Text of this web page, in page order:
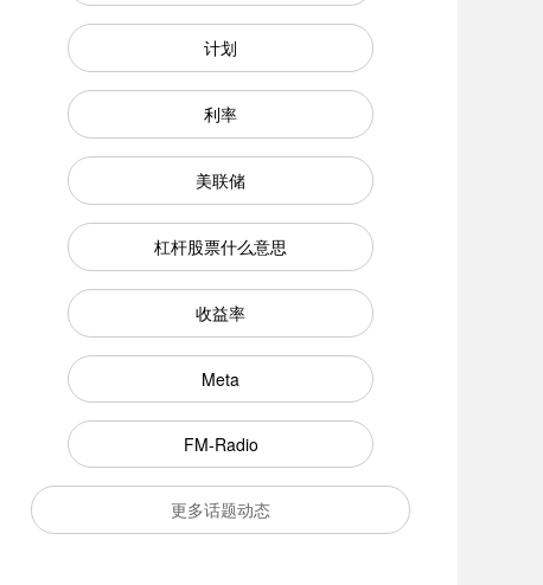
计划
利率
美联储
杠杆股票什么意思
收益率
Meta
FM-Radio
更多话题动态